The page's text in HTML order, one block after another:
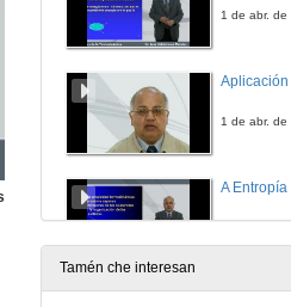
1 de abr. de
Aplicación
1 de abr. de
A Entropía
Tamén che interesan